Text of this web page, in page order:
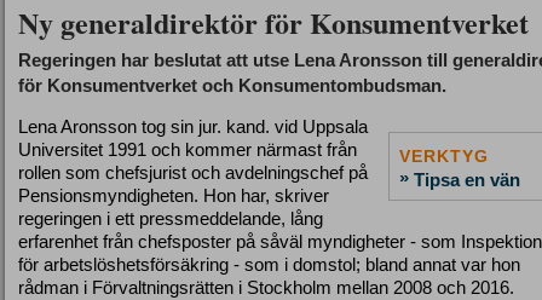
Ny generaldirektör för Konsumentverket
Regeringen har beslutat att utse Lena Aronsson till
för Konsumentverket och Konsumentombudsman.
VERKTYG
» Tipsa en vän
Lena Aronsson tog sin jur. kand. vid Uppsala
Universitet 1991 och kommer närmast från
rollen som chefsjurist och avdelningschef på
Pensionsmyndigheten. Hon har, skriver
regeringen i ett pressmeddelande, lång
erfarenhet från chefsposter på såväl myndigheter - som
för arbetslöshetsförsäkring - som i domstol; bland annat var hon
rådman i Förvaltningsrätten i Stockholm mellan 2008 och 2016.